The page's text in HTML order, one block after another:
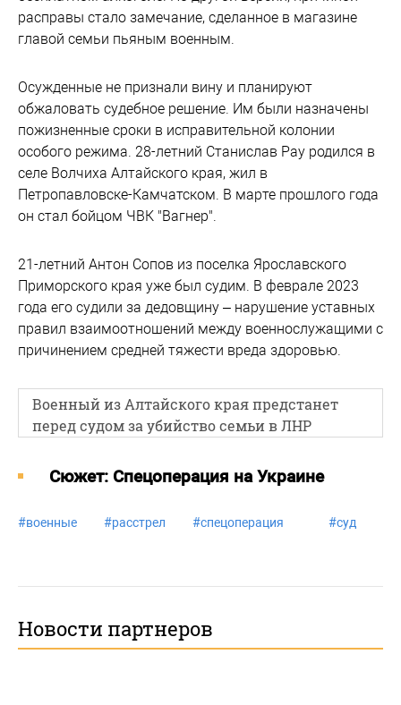
расправы стало замечание, сделанное в магазине
главой семьи пьяным военным.
Осужденные не признали вину и планируют
обжаловать судебное решение. Им были назначены
пожизненные сроки в исправительной колонии
особого режима. 28-летний Станислав Рау родился в
селе Волчиха Алтайского края, жил в
Петропавловске-Камчатском. В марте прошлого года
он стал бойцом ЧВК "Вагнер".
21-летний Антон Сопов из поселка Ярославского
Приморского края уже был судим. В феврале 2023
года его судили за дедовщину – нарушение уставных
правил взаимоотношений между военнослужащими с
причинением средней тяжести вреда здоровью.
Военный из Алтайского края предстанет
перед судом за убийство семьи в ЛНР
Cюжет: Спецоперация на Украине
#военные #расстрел #спецоперация #суд
Новости партнеров